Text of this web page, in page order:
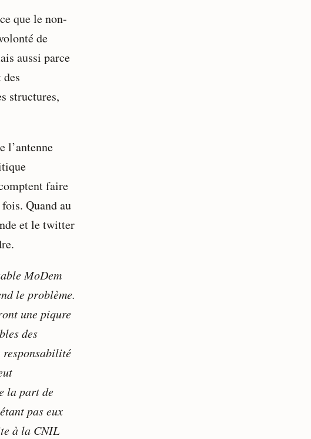
que le non-
de
aussi parce
structures,
l’antenne
faire
Quand au
et le twitter
MoDem
le problème.
une piqure
des
responsabilité
la part de
pas eux
à la CNIL